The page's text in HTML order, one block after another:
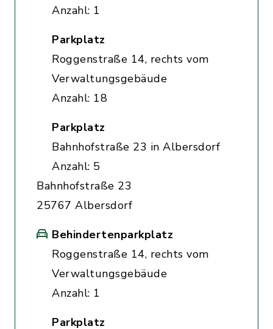
Anzahl: 1
Parkplatz
Roggenstraße 14, rechts vom
Verwaltungsgebäude
Anzahl: 18
Parkplatz
Bahnhofstraße 23 in Albersdorf
Anzahl: 5
Bahnhofstraße 23
25767 Albersdorf
Behindertenparkplatz
Roggenstraße 14, rechts vom
Verwaltungsgebäude
Anzahl: 1
Parkplatz